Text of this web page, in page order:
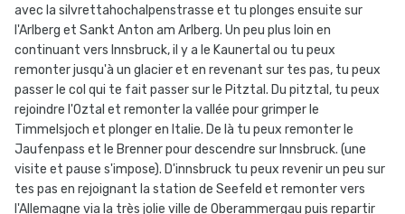
avec la silvrettahochalpenstrasse et tu plonges ensuite sur
l'Arlberg et Sankt Anton am Arlberg. Un peu plus loin en
continuant vers Innsbruck, il y a le Kaunertal ou tu peux
remonter jusqu'à un glacier et en revenant sur tes pas, tu peux
passer le col qui te fait passer sur le Pitztal. Du pitztal, tu peux
rejoindre l'Oztal et remonter la vallée pour grimper le
Timmelsjoch et plonger en Italie. De là tu peux remonter le
Jaufenpass et le Brenner pour descendre sur Innsbruck. (une
visite et pause s'impose). D'innsbruck tu peux revenir un peu sur
tes pas en rejoignant la station de Seefeld et remonter vers
l'Allemagne via la très jolie ville de Oberammergau puis repartir